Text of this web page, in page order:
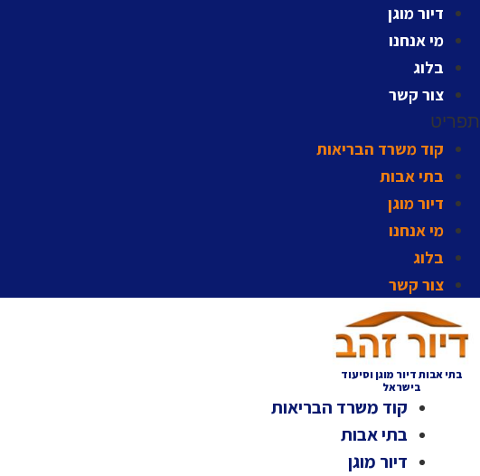
דיור מוגן
מי אנחנו
בלוג
צור קשר
תפריט
קוד משרד הבריאות
בתי אבות
דיור מוגן
מי אנחנו
בלוג
צור קשר
בתי אבות דיור מוגן וסיעוד
בישראל
קוד משרד הבריאות
בתי אבות
דיור מוגן